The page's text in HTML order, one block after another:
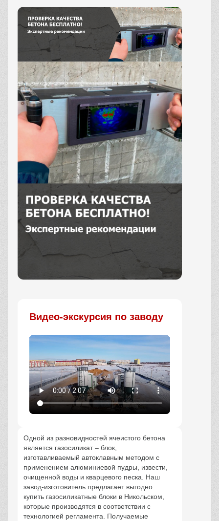
Видео-экскурсия по заводу
Одной из разновидностей ячеистого бетона
является газосиликат – блок,
изготавливаемый автоклавным методом с
применением алюминиевой пудры, извести,
очищенной воды и кварцевого песка. Наш
завод-изготовитель предлагает выгодно
купить газосиликатные блоки в Никольском,
которые производятся в соответствии с
технологией регламента. Получаемые